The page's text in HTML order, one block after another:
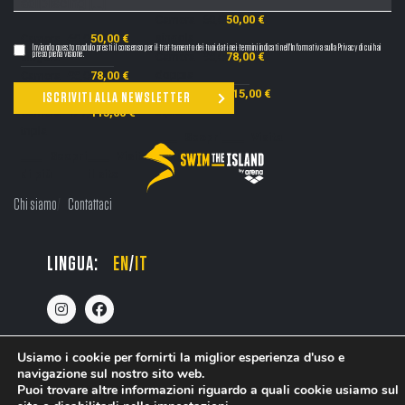
singola
60,00 €50,00 €
doppia
98,00 €78,00 €
Camera 127,00 €115,00 €
Visita
60,00 €50,00 €
98,00 €78,00 €
Camera
tripla
127,00 €115,00 €
di più
il sito
Inviando questo modulo presti il consenso per il trattamento dei tuoi dati nei termini indicati nell'Informativa sulla Privacy di cui hai
preso piena visione.
Chi siamo Contattaci
LINGUA: EN/ IT
Usiamo i cookie per fornirti la miglior esperienza d'uso e
navigazione sul nostro sito web.
Puoi trovare altre informazioni riguardo a quali cookie usiamo sul